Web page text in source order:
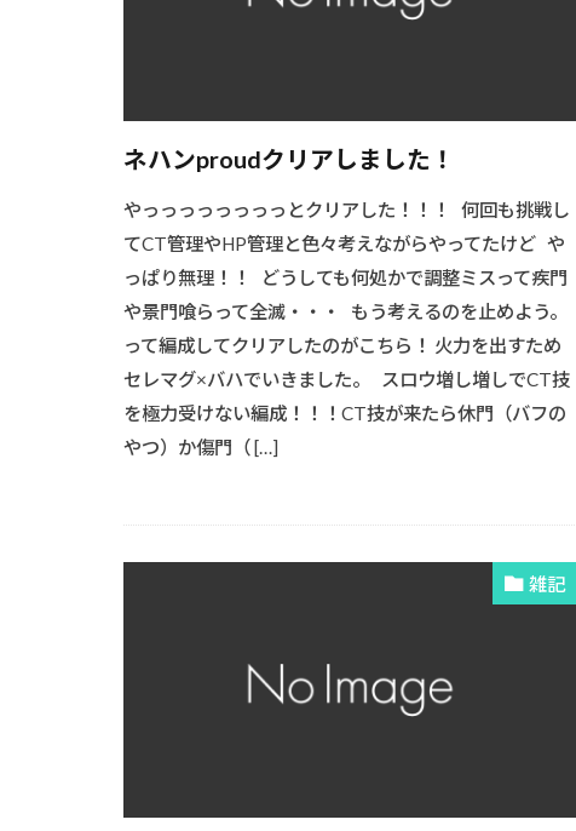
ネハンproudクリアしました！
やっっっっっっっっとクリアした―――！！！ 何回も挑戦し
てCT管理やHP管理と色々考えながらやってたけど や
っぱり無理！！ どうしても何処かで調整ミスって疾門
や景門喰らって全滅・・・ もう考えるのを止めよう。
って編成してクリアしたのがこちら！ 火力を出すため
セレマグ×バハでいきました。 スロウ増し増しでCT技
を極力受けない編成！！！CT技が来たら休門（バフの
やつ）か傷門（ […]
雑記